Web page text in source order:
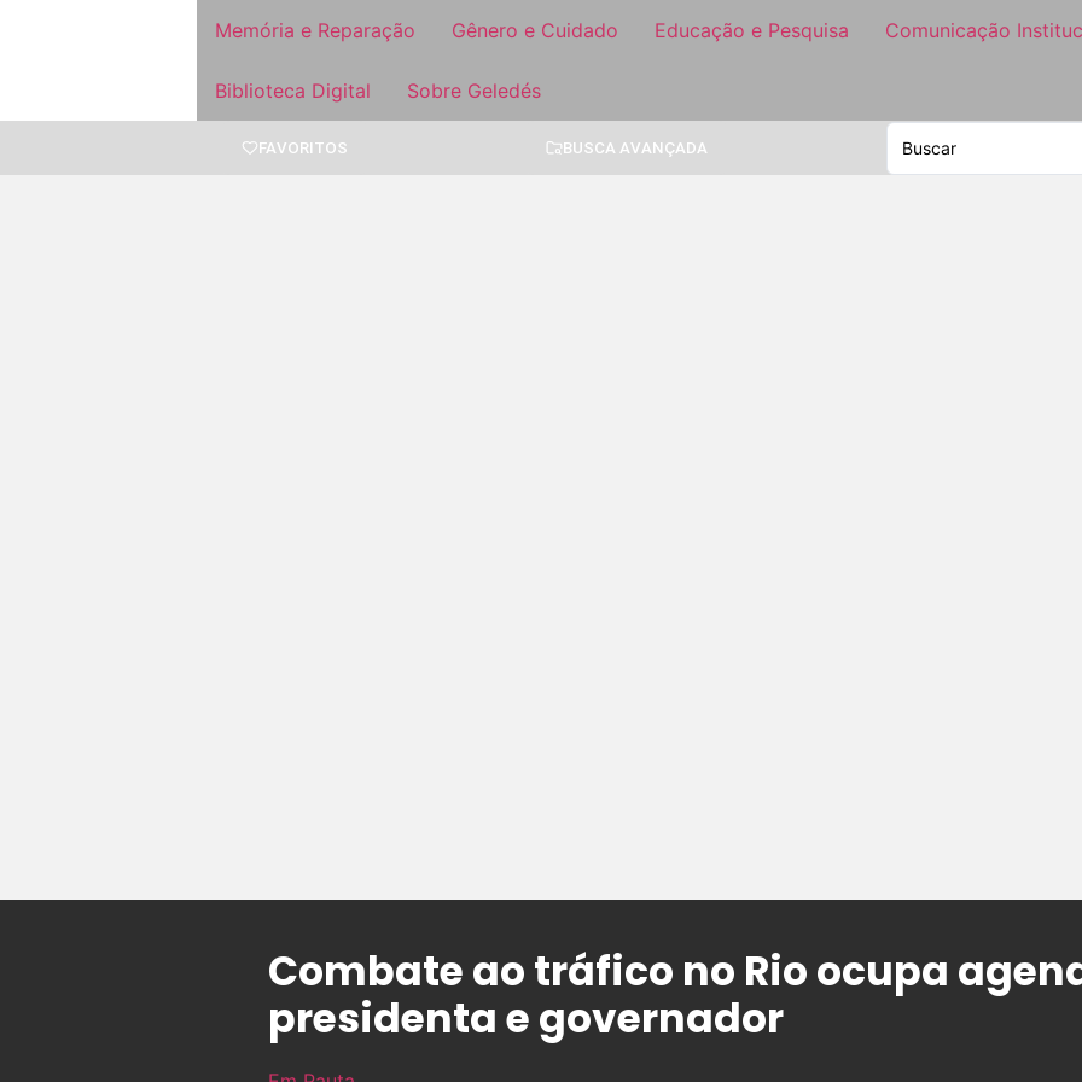
Memória e Reparação Gênero e Cuidado Educação e Pesquisa Comunicação
Biblioteca Digital Sobre Geledés
FAVORITOS BUSCA AVANÇADA
Combate ao tráfico no Rio ocupa
presidenta e governador